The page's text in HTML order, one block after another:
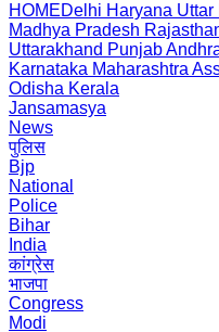
HOMEDelhi Haryana Uttar
Madhya Pradesh
Uttarakhand Punjab
Karnataka Maharashtra
Odisha Kerala
Jansamasya
News
पुलिस
Bjp
National
Police
Bihar
India
कांग्रेस
भाजपा
Congress
Modi